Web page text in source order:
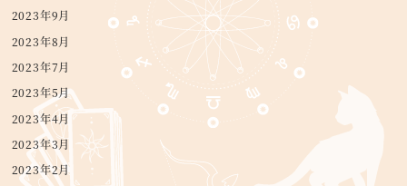
2023年9月
2023年8月
2023年7月
2023年5月
2023年4月
2023年3月
2023年2月